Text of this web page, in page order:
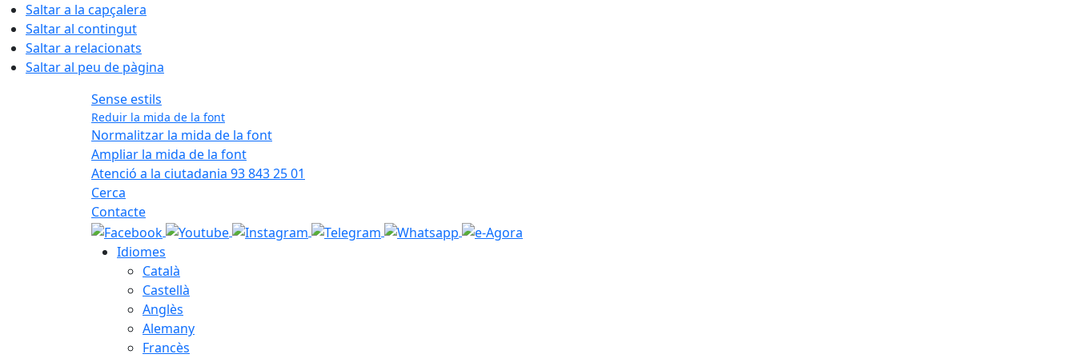
Saltar a la capçalera
Saltar al contingut
Saltar a relacionats
Saltar al peu de pàgina
Sense estils
Reduir la mida de la font
Normalitzar la mida de la font
Ampliar la mida de la font
Atenció a la ciutadania 93 843 25 01
Cerca
Contacte
Idiomes
Català
Castellà
Anglès
Alemany
Francès